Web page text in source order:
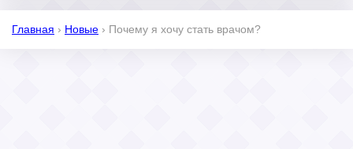
Главная › Новые › Почему я хочу стать врачом?